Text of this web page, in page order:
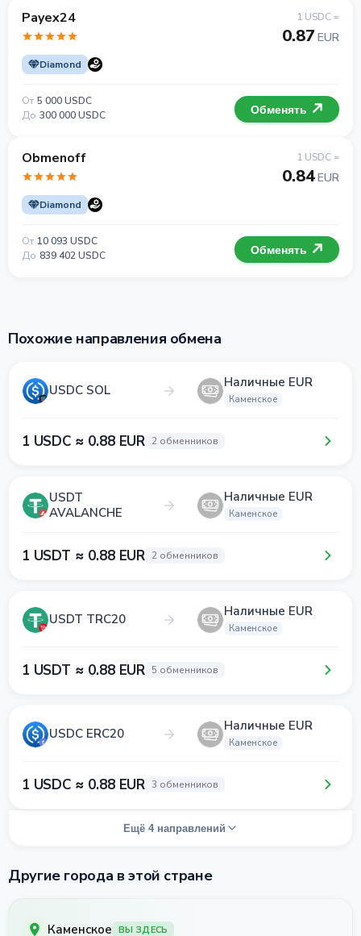
Payex24
Diamond
1 USDC =
0.87 EUR
От 5 000 USDC
До 300 000 USDC Обменять
Obmenoff
Diamond
1 USDC =
0.84EUR
От 10 093 USDC
До 839 402 USDC Обменять
Похожие направления обмена
USDC SOL Наличные EUR
Каменское
1 USDC ≈ 0.88 EUR 2 обменников
USDT
AVALANCHE
Наличные EUR
Каменское
1 USDT ≈ 0.88 EUR 2 обменников
USDT TRC20 Наличные EUR
Каменское
1 USDT ≈ 0.88 EUR 5 обменников
USDC ERC20 Наличные EUR
Каменское
1 USDC ≈ 0.88 EUR 3 обменников
Ещё 4 направлений
Другие города в этой стране
Каменское ВЫ ЗДЕСЬ